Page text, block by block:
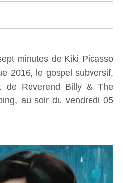
minutes de Kiki Picasso
2016, le gospel subversif,
de Reverend Billy & The
au soir du vendredi 05